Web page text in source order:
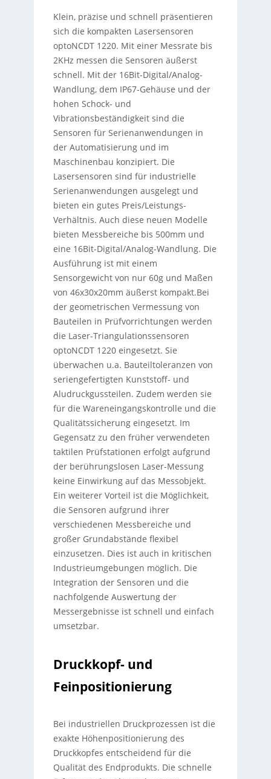
Klein, präzise und schnell präsentieren
sich die kompakten Lasersensoren
optoNCDT 1220. Mit einer Messrate bis
2KHz messen die Sensoren äußerst
schnell. Mit der 16Bit-Digital/Analog-
Wandlung, dem IP67-Gehäuse und der
hohen Schock- und
Vibrationsbeständigkeit sind die
Sensoren für Serienanwendungen in
der Automatisierung und im
Maschinenbau konzipiert. Die
Lasersensoren sind für industrielle
Serienanwendungen ausgelegt und
bieten ein gutes Preis/Leistungs-
Verhältnis. Auch diese neuen Modelle
bieten Messbereiche bis 500mm und
eine 16Bit-Digital/Analog-Wandlung. Die
Ausführung ist mit einem
Sensorgewicht von nur 60g und Maßen
von 46x30x20mm äußerst kompakt.Bei
der geometrischen Vermessung von
Bauteilen in Prüfvorrichtungen werden
die Laser-Triangulationssensoren
optoNCDT 1220 eingesetzt. Sie
überwachen u.a. Bauteiltoleranzen von
seriengefertigten Kunststoff- und
Aludruckgussteilen. Zudem werden sie
für die Wareneingangskontrolle und die
Qualitätssicherung eingesetzt. Im
Gegensatz zu den früher verwendeten
taktilen Prüfstationen erfolgt aufgrund
der berührungslosen Laser-Messung
keine Einwirkung auf das Messobjekt.
Ein weiterer Vorteil ist die Möglichkeit,
die Sensoren aufgrund ihrer
verschiedenen Messbereiche und
großer Grundabstände flexibel
einzusetzen. Dies ist auch in kritischen
Industrieumgebungen möglich. Die
Integration der Sensoren und die
nachfolgende Auswertung der
Messergebnisse ist schnell und einfach
umsetzbar.
Druckkopf- und
Feinpositionierung
Bei industriellen Druckprozessen ist die
exakte Höhenpositionierung des
Druckkopfes entscheidend für die
Qualität des Endprodukts. Die schnelle